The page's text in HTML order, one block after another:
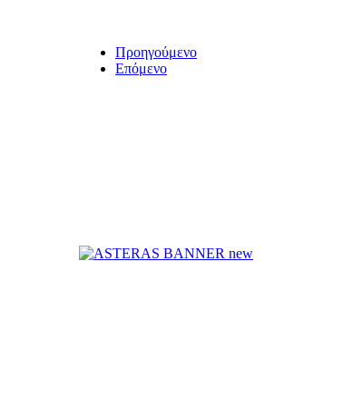
Προηγούμενο
Επόμενο